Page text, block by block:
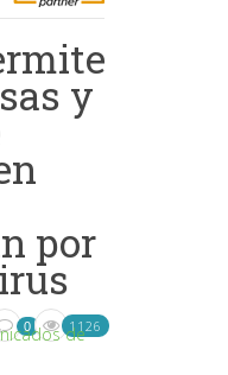
y
por
de
0 1126